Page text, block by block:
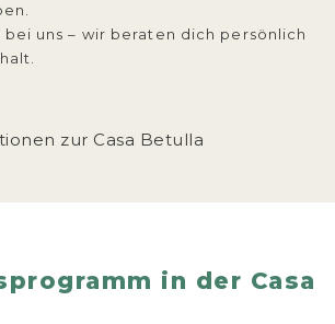
uns – wir beraten dich persönlich
zur Casa Betulla
in der Casa